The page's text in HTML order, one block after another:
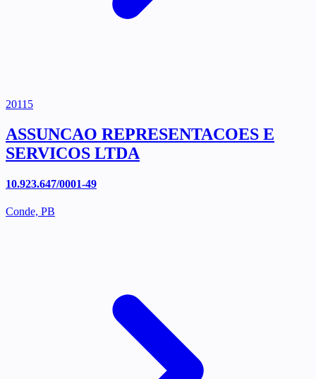
20115
ASSUNCAO REPRESENTACOES E
SERVICOS LTDA
10.923.647/0001-49
Conde, PB